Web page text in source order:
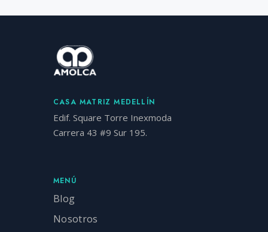
CASA MATRIZ MEDELLÍN
Edif. Square Torre Inexmoda
Carrera 43 #9 Sur 195.
MENÚ
Blog
Nosotros